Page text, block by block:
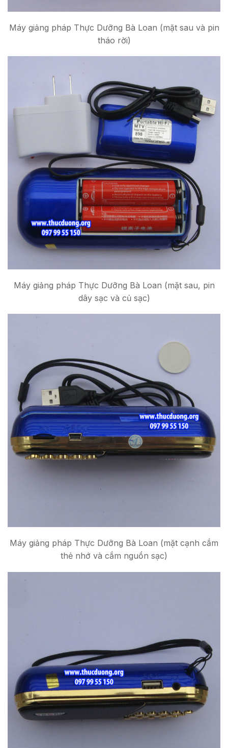
Máy giảng pháp Thực Dưỡng Bà Loan (mặt sau và pin
tháo rời)
Máy giảng pháp Thực Dưỡng Bà Loan (mặt sau, pin
dây sạc và củ sạc)
Máy giảng pháp Thực Dưỡng Bà Loan (mặt cạnh cắm
thẻ nhớ và cắm nguồn sạc)